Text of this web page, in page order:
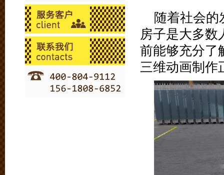
随着社会
房子是大多数
前能够充分了
三维动画制作